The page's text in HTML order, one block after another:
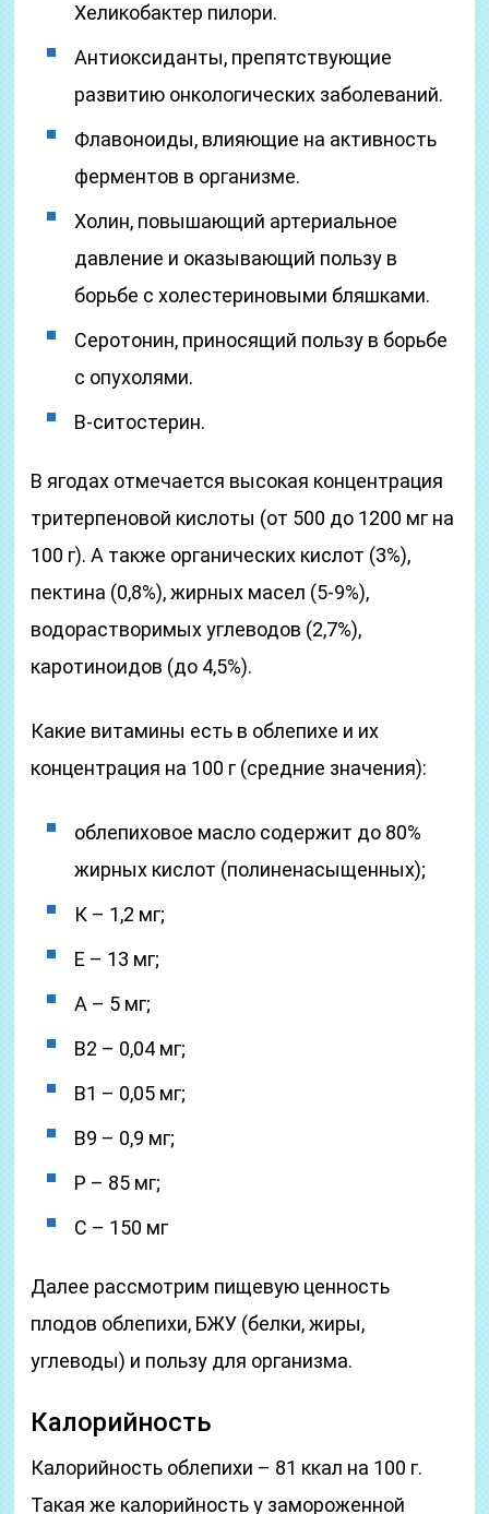
Хеликобактер пилори.
Антиоксиданты, препятствующие
развитию онкологических заболеваний.
Флавоноиды, влияющие на активность
ферментов в организме.
Холин, повышающий артериальное
давление и оказывающий пользу в
борьбе с холестериновыми бляшками.
Серотонин, приносящий пользу в борьбе
с опухолями.
В-ситостерин.
В ягодах отмечается высокая концентрация
тритерпеновой кислоты (от 500 до 1200 мг на
100 г). А также органических кислот (3%),
пектина (0,8%), жирных масел (5-9%),
водорастворимых углеводов (2,7%),
каротиноидов (до 4,5%).
Какие витамины есть в облепихе и их
концентрация на 100 г (средние значения):
облепиховое масло содержит до 80%
жирных кислот (полиненасыщенных);
К – 1,2 мг;
Е – 13 мг;
А – 5 мг;
В2 – 0,04 мг;
В1 – 0,05 мг;
В9 – 0,9 мг;
Р – 85 мг;
С – 150 мг
Далее рассмотрим пищевую ценность
плодов облепихи, БЖУ (белки, жиры,
углеводы) и пользу для организма.
Калорийность
Калорийность облепихи – 81 ккал на 100 г.
Такая же калорийность у замороженной